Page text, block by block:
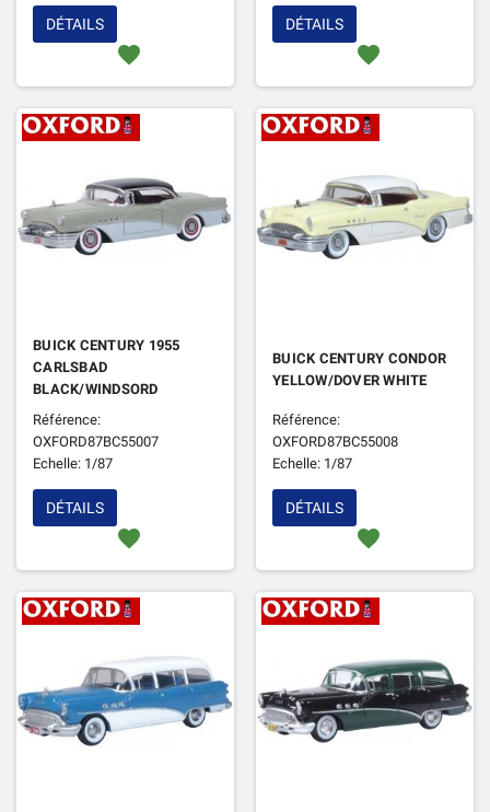
favorite
DÉTAILS
favorite
DÉTAILS
BUICK CENTURY 1955
CARLSBAD
BLACK/WINDSORD
GREY/DOVER WHITE
Référence:
OXFORD87BC55007
Echelle: 1/87
favorite
DÉTAILS
BUICK CENTURY CONDOR
YELLOW/DOVER WHITE
Référence:
OXFORD87BC55008
Echelle: 1/87
favorite
DÉTAILS